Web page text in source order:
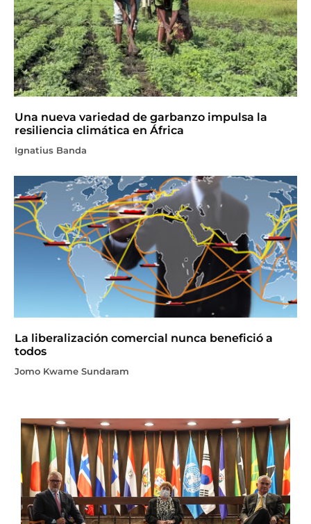
Una nueva variedad de garbanzo impulsa la
resiliencia climática en África
Ignatius Banda
La liberalización comercial nunca benefició a
todos
Jomo Kwame Sundaram